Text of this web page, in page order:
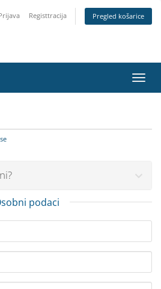
Registtracija Pregled košarice
podaci